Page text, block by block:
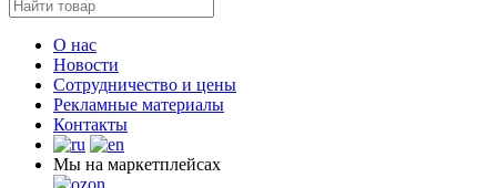
О нас
Новости
Сотрудничество и цены
Рекламные материалы
Контакты
Мы на маркетплейсах